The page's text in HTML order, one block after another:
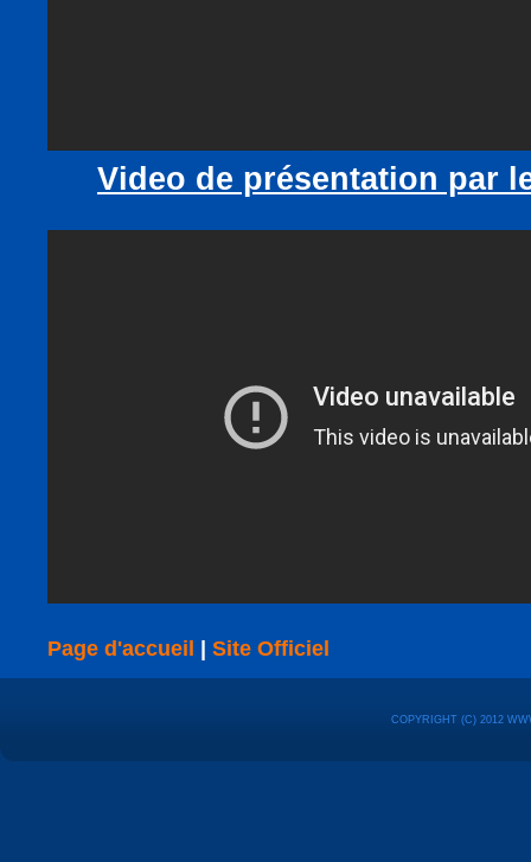
Video de présentation par
Page d'accueil Site Officiel
COPYRIGHT (C) 2012